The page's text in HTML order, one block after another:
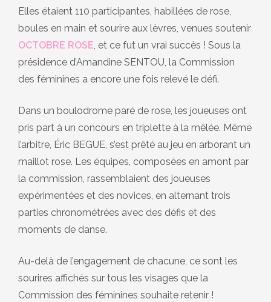
Elles étaient 110 participantes, habillées de rose,
boules en main et sourire aux lèvres, venues soutenir
OCTOBRE ROSE, et ce fut un vrai succès ! Sous la
présidence d’Amandine SENTOU, la Commission
des féminines a encore une fois relevé le défi.
Dans un boulodrome paré de rose, les joueuses ont
pris part à un concours en triplette à la mêlée. Même
l’arbitre, Éric BEGUE, s’est prêté au jeu en arborant un
maillot rose. Les équipes, composées en amont par
la commission, rassemblaient des joueuses
expérimentées et des novices, en alternant trois
parties chronométrées avec des défis et des
moments de danse.
Au-delà de l’engagement de chacune, ce sont les
sourires affichés sur tous les visages que la
Commission des féminines souhaite retenir !